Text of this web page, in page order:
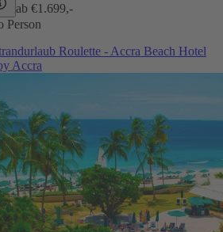
ab €1.699,-
Person
Roulette - Accra Beach Hotel
Accra